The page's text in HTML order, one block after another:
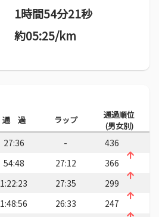
1時間54分21秒
約05:25/km
通 過 ラップ
通過順位
(男女別)
27:36 -
436
54:48 27:12
366
1:22:23 27:35
299
1:48:56 26:33
247